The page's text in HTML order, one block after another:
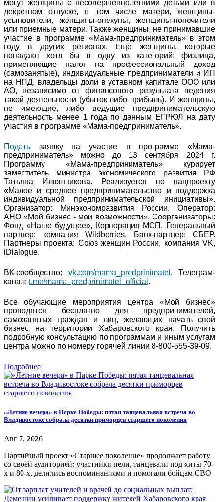
могут женщины с несовершеннолетними детьми или в
декретном отпуске, в том числе матери, женщины-
усыновители, женщины-опекуны, женщины-попечители
или приемные матери. Также женщины, не принимавшие
участие в программе «Мама-предприниматель» в этом
году в других регионах. Еще женщины, которые
попадают хотя бы в одну из категорий: физлица,
применяющие налог на профессиональный доход
(самозанятые), индивидуальные предприниматели и ИП
на НПД, владельцы доли в уставном капитале ООО или
АО, независимо от финансового результата ведения
такой деятельности (убыток либо прибыль). И женщины,
не имеющие, либо ведущие предпринимательскую
деятельность менее 1 года по данным ЕГРЮЛ на дату
участия в программе «Мама-предприниматель».
Подать заявку на участие в программе «Мама-
предприниматель» можно до 13 сентября 2024 г.
Программу «Мама-предприниматель» курирует
заместитель министра экономического развития РФ
Татьяна Илюшникова. Реализуется по нацпроекту
«Малое и среднее предпринимательство и поддержка
индивидуальной предпринимательской инициативы».
Организатор: Минэкономразвития России. Оператор:
АНО «Мой бизнес - мои возможности». Соорганизаторы:
Фонд «Наше будущее», Корпорация МСП. Генеральный
партнер: компания Wildberries. Банк-партнер: СБЕР.
Партнеры проекта: Союз женщин России, компания VK,
iDialogue.
ВК-сообщество: vk.com/mama_predprinimatel . Телеграм-
канал: t.me/mama_predprinimatel_official .
Все обучающие мероприятия центра «Мой бизнес»
проводятся бесплатно для предпринимателей,
самозанятых граждан и лиц, желающих начать свой
бизнес на территории Хабаровского края. Получить
подробную консультацию по программам и иным услугам
центра можно по номеру горячей линии 8-800-555-39-09.
Подробнее
«Летние вечера» в Парке Победы: пятая танцевальная встреча во
Владивостоке собрала десятки приморцев старшего поколения
Авг 7, 2026
Партийный проект «Старшее поколение» продолжает работу
со своей аудиторией: участники пели, танцевали под хиты 70-
х и 80-х, делились воспоминаниями и помогали бойцам СВО